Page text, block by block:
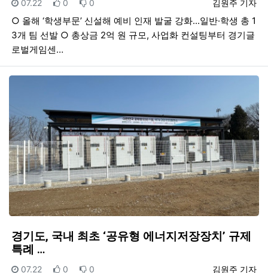
김원주 기자
07.22 0 0
○ 올해 ‘학생부문’ 신설해 예비 인재 발굴 강화...일반·학생 총 1
3개 팀 선발 ○ 총상금 2억 원 규모, 사업화 컨설팅부터 경기글
로벌게임센…
경기도, 국내 최초 ‘공유형 에너지저장장치’ 규제
특례 …
등록자
김원주 기자
등록일
07.22 추천
0 비추천
0